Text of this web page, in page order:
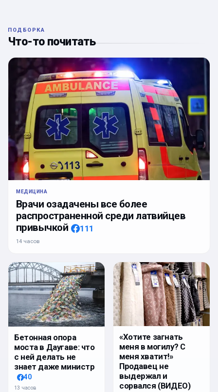
ПОДБОРКА
Что-то почитать
МЕДИЦИНА
Врачи озадачены все более
распространенной среди латвийцев
привычкой
111
14 часов
Бетонная опора
моста в Даугаве: что
с ней делать не
знает даже министр
40
13 часов
«Хотите загнать
меня в могилу? С
меня хватит!»
Продавец не
выдержал и
сорвался (ВИДЕО)